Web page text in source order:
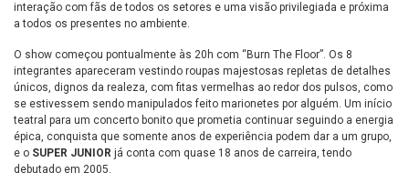
interação com fãs de todos os setores e uma visão privilegiada e próxima
a todos os presentes no ambiente.
O show começou pontualmente às 20h com “Burn The Floor”. Os 8
integrantes apareceram vestindo roupas majestosas repletas de detalhes
únicos, dignos da realeza, com fitas vermelhas ao redor dos pulsos, como
se estivessem sendo manipulados feito marionetes por alguém. Um início
teatral para um concerto bonito que prometia continuar seguindo a energia
épica, conquista que somente anos de experiência podem dar a um grupo,
e o SUPER JUNIOR já conta com quase 18 anos de carreira, tendo
debutado em 2005.